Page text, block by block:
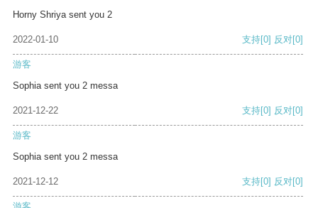
Horny Shriya sent you 2
2022-01-10 支持[0] 反对[0]
游客
Sophia sent you 2 messa
2021-12-22 支持[0] 反对[0]
游客
Sophia sent you 2 messa
2021-12-12 支持[0] 反对[0]